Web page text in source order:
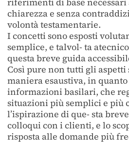
chiarezza e senza
volontà testamentarie.
I concetti sono esposti
semplice, e talvol- ta
questa breve guida
Così pure non tutti gli
maniera esaustiva, in
informazioni basilari, che
situazioni più semplici e più
l’ispirazione di que- sta
colloqui con i clienti, e lo
risposta alle domande più